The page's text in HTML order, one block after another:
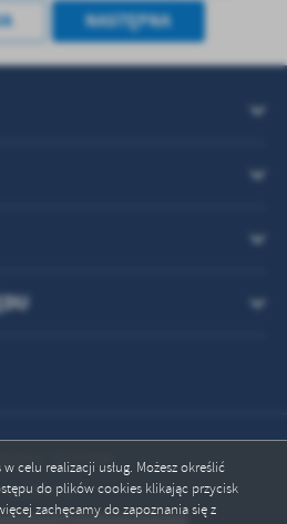
celu realizacji usług. Możesz określić
do plików cookies klikając przycisk
zachęcamy do zapoznania się z
WYBRANE
NASTĘPNA
1377006
Online: 4